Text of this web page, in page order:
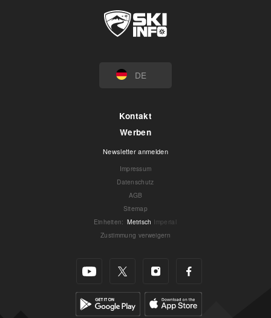
DE
Kontakt
Werben
Newsletter anmelden
Impressum
Datenschutz
AGB
Sitemap
Einheiten: Metrisch Imperial
Zustimmung verweigern